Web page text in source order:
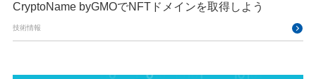
CryptoName byGMOでNFTドメインを取得しよう
技術情報